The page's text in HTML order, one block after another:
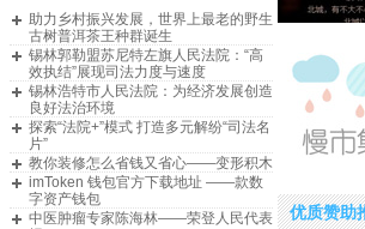
助力乡村振兴发展，世界上最老的野生
古树普洱茶王种群诞生
锡林郭勒盟苏尼特左旗人民法院：“高
效执结”展现司法力度与速度
锡林浩特市人民法院：为经济发展创造
良好法治环境
探索“法院+”模式 打造多元解纷“司法名
片”
教你装修怎么省钱又省心——变形积木
imToken 钱包官方下载地址 ——款数
字资产钱包
中医肿瘤专家陈海林——荣登人民代表
优质赞助